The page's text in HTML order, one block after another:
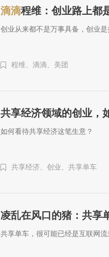
滴滴程维：创业路上都
创业从来都不是万事具备，创业
程维、 滴滴、 美团
共享经济领域的创业，
如何看待共享经济这笔生意？
共享经济、 创业、 共享单车
凌乱在风口的猪：共享
共享单车，很可能已经是互联网